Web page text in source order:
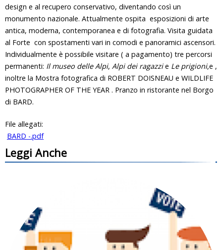
design e al recupero conservativo, diventando così un
monumento nazionale. Attualmente ospita esposizioni di arte
antica, moderna, contemporanea e di fotografia. Visita guidata
al Forte con spostamenti vari in comodi e panoramici ascensori.
Individualmente è possibile visitare ( a pagamento) tre percorsi
permanenti: Il museo delle Alpi, Alpi dei ragazzie Le prigioni,e ,
inoltre la Mostra fotografica di ROBERT DOISNEAU e WILDLIFE
PHOTOGRAPHER OF THE YEAR . Pranzo in ristorante nel Borgo
di BARD.
File allegati:
BARD -.pdf
Leggi Anche